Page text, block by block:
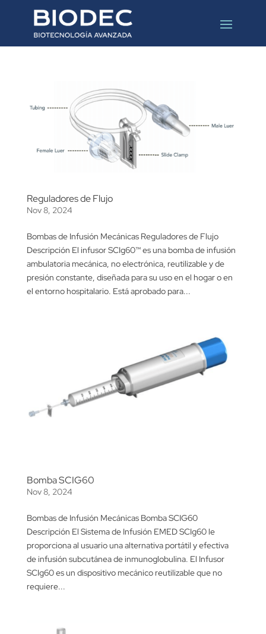
Reguladores de Flujo
Nov 8, 2024
Bombas de Infusión Mecánicas Reguladores de Flujo
Descripción El infusor SCIg60™ es una bomba de infusión
ambulatoria mecánica, no electrónica, reutilizable y de
presión constante, diseñada para su uso en el hogar o en
el entorno hospitalario. Está aprobado para...
Bomba SCIG60
Nov 8, 2024
Bombas de Infusión Mecánicas Bomba SCIG60
Descripción El Sistema de Infusión EMED SCIg60 le
proporciona al usuario una alternativa portátil y efectiva
de infusión subcutánea de inmunoglobulina. El Infusor
SCIg60 es un dispositivo mecánico reutilizable que no
requiere...